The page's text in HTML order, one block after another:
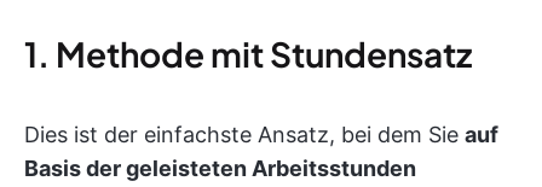
1. Methode mit Stundensatz
Dies ist der einfachste Ansatz, bei dem Sie auf
Basis der geleisteten Arbeitsstunden